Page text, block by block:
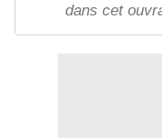
dans cet